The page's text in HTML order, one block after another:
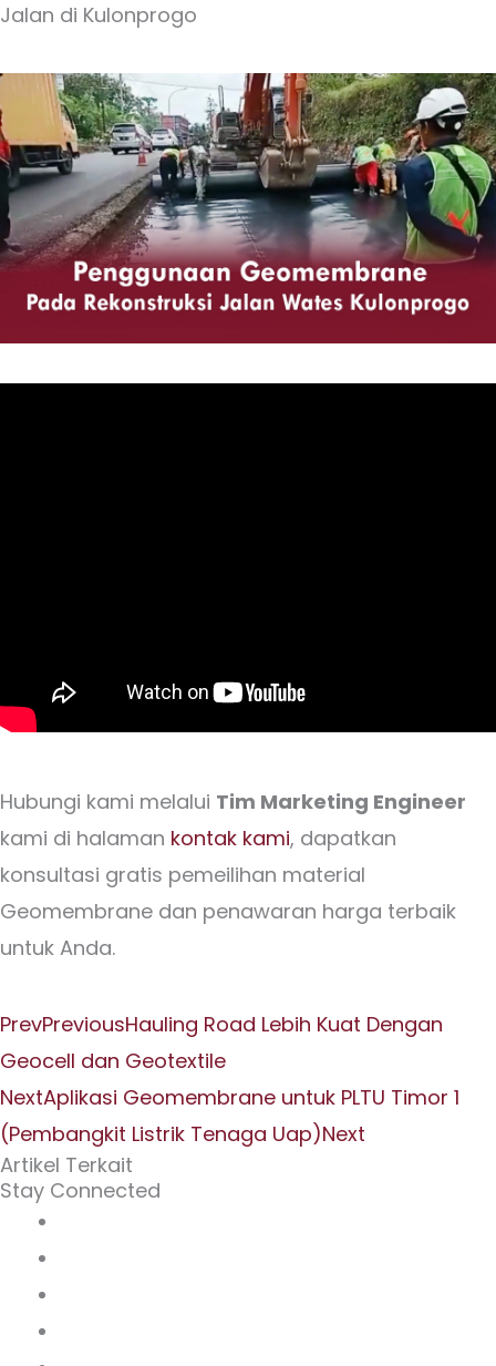
Jalan di Kulonprogo
Hubungi kami melalui Tim Marketing Engineer
kami di halaman kontak kami, dapatkan
konsultasi gratis pemeilihan material
Geomembrane dan penawaran harga terbaik
untuk Anda.
PrevPreviousHauling Road Lebih Kuat Dengan
Geocell dan Geotextile
NextAplikasi Geomembrane untuk PLTU Timor 1
(Pembangkit Listrik Tenaga Uap)Next
Artikel Terkait
Stay Connected